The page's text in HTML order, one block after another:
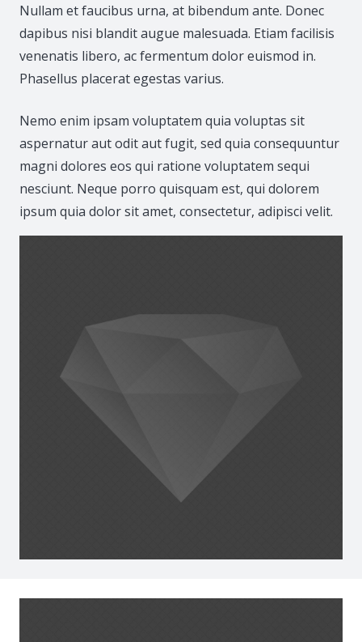
Nullam et faucibus urna, at bibendum ante. Donec
dapibus nisi blandit augue malesuada. Etiam facilisis
venenatis libero, ac fermentum dolor euismod in.
Phasellus placerat egestas varius.
Nemo enim ipsam voluptatem quia voluptas sit
aspernatur aut odit aut fugit, sed quia consequuntur
magni dolores eos qui ratione voluptatem sequi
nesciunt. Neque porro quisquam est, qui dolorem
ipsum quia dolor sit amet, consectetur, adipisci velit.